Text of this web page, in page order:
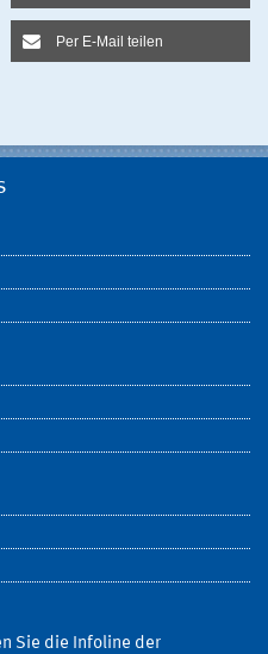
Per E-Mail teilen
Sie die Infoline der